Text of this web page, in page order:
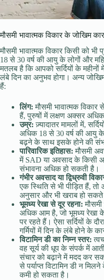
मौसमी भावात्मक विकार के जोखिम
मौसमी भावात्मक विकार किसी को
18 से 30 वर्ष की आयु के लोगों और
मतलब है कि आपको सर्दियों के महीनों
लंबे दिन का अनुभव होगा। अन्य
हैं:
लिंग: मौसमी भावात्मक विकार
हैं, पुरुषों में लक्षण अक्सर अधिक
उम्र: ज़्यादातर मामलों में,
अधिक 18 से 30 वर्ष की आयु के
बढ़ने के साथ इसके होने की
पारिवारिक इतिहास: मौसमी
में SAD या अवसाद के किसी
संभावना अधिक हो सकती है।
गंभीर अवसाद या द्विध्रुवी
एक स्थिति से भी पीड़ित हैं,
अनुसार और भी खराब हो सकते
भूमध्य रेखा से दूर रहना: मौसमी
अधिक आम है, जो भूमध्य रेखा के
पर रहते हैं। ऐसा सर्दियों के
गर्मियों में दिन के लंबे होने के
विटामिन डी का निम्न स्तर:
वह सूर्य की धूप के संपर्क में
संचार को बढ़ाने में मदद कर
से पर्याप्त विटामिन डी न
कमी हो सकता है।